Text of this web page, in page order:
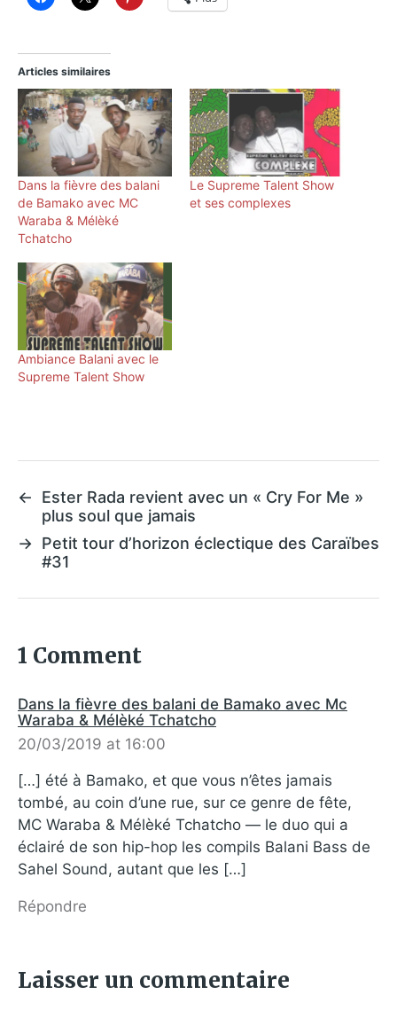
Articles similaires
Dans la fièvre des balani
de Bamako avec MC
Waraba & Mélèké
Tchatcho
Le Supreme Talent Show
et ses complexes
Ambiance Balani avec le
Supreme Talent Show
←
Ester Rada revient avec un « Cry For Me »
plus soul que jamais
→ Petit tour d’horizon éclectique des Caraïbes
#31
1 Comment
Dans la fièvre des balani de Bamako avec Mc
Waraba & Mélèké Tchatcho
20/03/2019 at 16:00
[…] été à Bamako, et que vous n’êtes jamais
tombé, au coin d’une rue, sur ce genre de fête,
MC Waraba & Mélèké Tchatcho — le duo qui a
éclairé de son hip-hop les compils Balani Bass de
Sahel Sound, autant que les […]
Répondre
Laisser un commentaire